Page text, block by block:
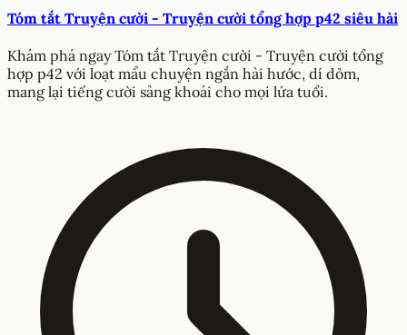
Tóm tắt Truyện cười - Truyện cười tổng hợp p42 siêu hài
Khám phá ngay Tóm tắt Truyện cười - Truyện cười tổng
hợp p42 với loạt mẩu chuyện ngắn hài hước, dí dỏm,
mang lại tiếng cười sảng khoái cho mọi lứa tuổi.